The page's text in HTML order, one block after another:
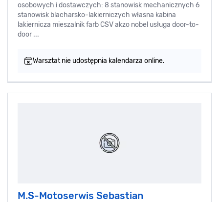
osobowych i dostawczych: 8 stanowisk mechanicznych 6
stanowisk blacharsko-lakierniczych własna kabina
lakiernicza mieszalnik farb CSV akzo nobel usługa door-to-
door ...
Warsztat nie udostępnia kalendarza online.
M.S-Motoserwis Sebastian